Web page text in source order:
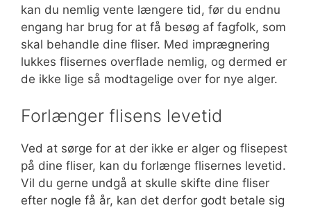
kan du nemlig vente længere tid, før du endnu
engang har brug for at få besøg af fagfolk, som
skal behandle dine fliser. Med imprægnering
lukkes flisernes overflade nemlig, og dermed er
de ikke lige så modtagelige over for nye alger.
Forlænger flisens levetid
Ved at sørge for at der ikke er alger og flisepest
på dine fliser, kan du forlænge flisernes levetid.
Vil du gerne undgå at skulle skifte dine fliser
efter nogle få år, kan det derfor godt betale sig